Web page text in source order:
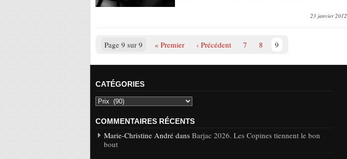
23 janvier 2012
Page 9 sur 9 « Premier ‹ Précédent 7 8 9
CATÉGORIES
COMMENTAIRES RÉCENTS
Marie-Christine André dans Barjac 2026. Les Copines tiennent le bon
bout